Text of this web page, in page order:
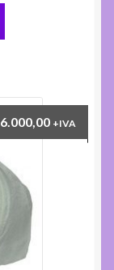
6.000,00 +IVA